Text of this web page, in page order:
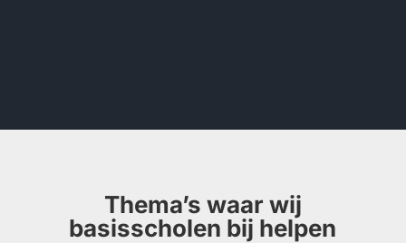
Thema’s waar wij
basisscholen bij helpen